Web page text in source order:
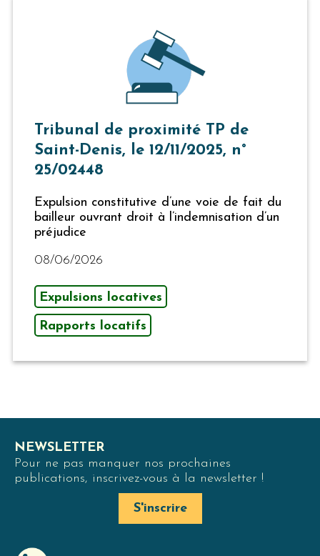
Tribunal de proximité TP de
Saint-Denis, le 12/11/2025, n°
25/02448
Expulsion constitutive d’une voie de fait du
bailleur ouvrant droit à l’indemnisation d’un
préjudice
08/06/2026
Expulsions locatives
Rapports locatifs
NEWSLETTER
Pour ne pas manquer nos prochaines
publications, inscrivez-vous à la newsletter !
S'inscrire